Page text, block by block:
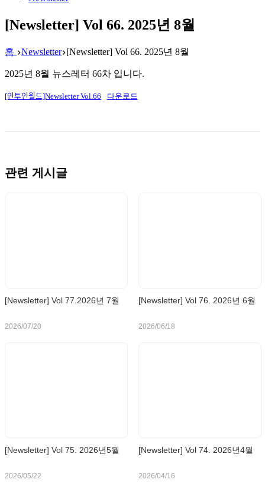
[Newsletter] Vol 66. 2025년 8월
홈 Newsletter [Newsletter] Vol 66. 2025년 8월
2025년 8월 뉴스레터 66차 입니다.
[인투인월드]Newsletter Vol.66 다운로드
관련 게시글
[Newsletter] Vol 77.2026년 7월
2026/07/20
[Newsletter] Vol 76. 2026년 6월
2026/06/18
[Newsletter] Vol 75. 2026년5월
2026/05/22
[Newsletter] Vol 74. 2026년4월
2026/04/16